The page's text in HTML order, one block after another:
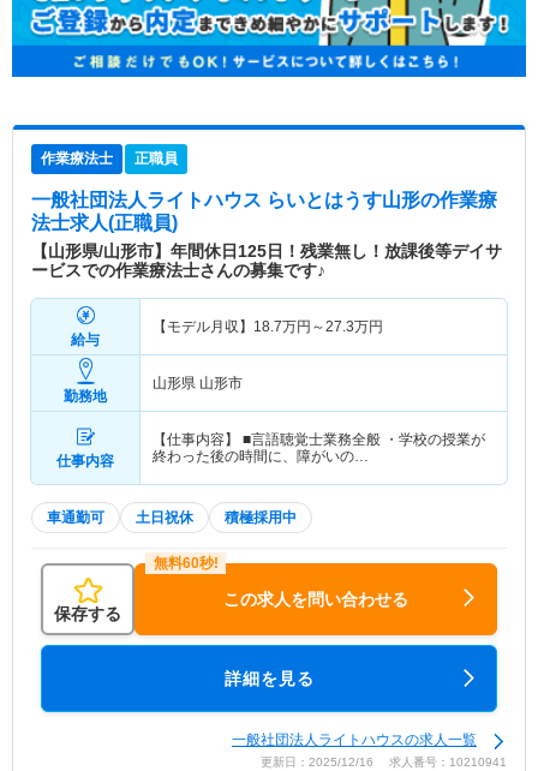
作業療法士 正職員
一般社団法人ライトハウス らいとはうす山形の作業療
法士求人(正職員)
【山形県/山形市】年間休日125日！残業無し！放課後等デイサ
ービスでの作業療法士さんの募集です♪
給与
【モデル月収】 18.7万円～27.3万円
勤務地
山形県 山形市
仕事内容
【仕事内容】 ■言語聴覚士業務全般 ・学校の授業が
終わった後の時間に、障がいの…
車通勤可 土日祝休 積極採用中
保存する
この求人を問い合わせる
詳細を見る
一般社団法人ライトハウスの求人一覧
更新日：2025/12/16 求人番号：10210941